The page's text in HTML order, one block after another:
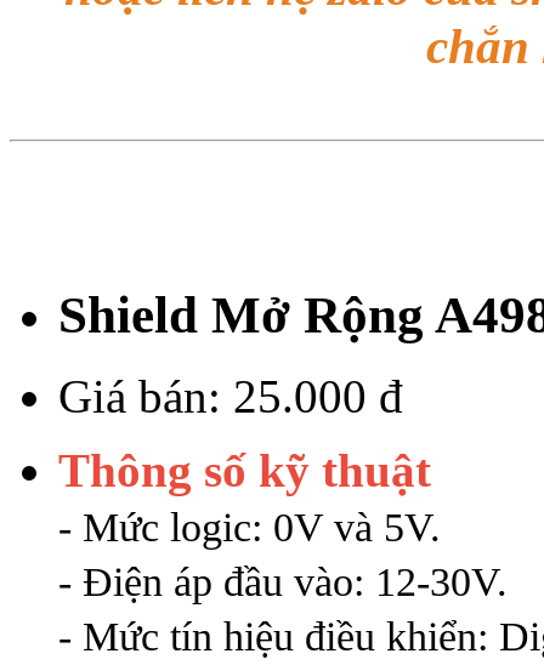
chắn
Shield Mở Rộng
Giá bán: 25.000 đ
Thông số kỹ thuật
- Mức logic: 0V và 5V.
- Điện áp đầu vào: 12-30V.
- Mức tín hiệu điều khiển: